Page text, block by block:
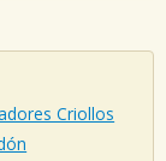
Criollos